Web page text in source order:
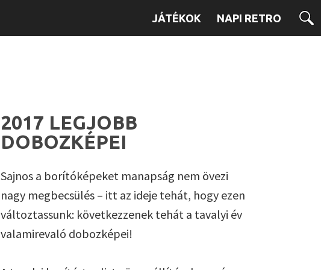
JÁTÉKOK NAPI RETRO
2017 LEGJOBB
DOBOZKÉPEI
Sajnos a borítóképeket manapság nem övezi
nagy megbecsülés – itt az ideje tehát, hogy ezen
változtassunk: következzenek tehát a tavalyi év
valamirevaló dobozképei!